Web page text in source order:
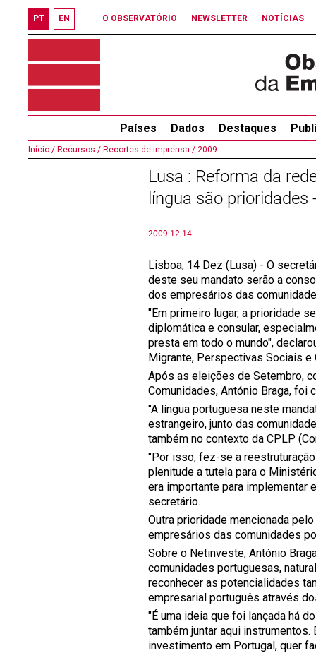
PT EN O OBSERVATÓRIO NEWSLETTER NOTÍCIAS
Países Dados Destaques
Início / Recursos / Recortes de imprensa / 2009
Lusa : Reforma da
língua são
2009-12-14
Lisboa, 14 Dez (Lusa) - O
deste seu mandato serão a
dos empresários das
"Em primeiro lugar, a prioridade
diplomática e consular,
presta em todo o mundo",
Migrante, Perspectivas Sociais e
Após as eleições de Setembro,
Comunidades, António Braga, foi
"A língua portuguesa neste
estrangeiro, junto das
também no contexto da CPLP
"Por isso, fez-se a
plenitude a tutela para o
era importante para implementar
secretário.
Outra prioridade mencionada
empresários das comunidades
Sobre o Netinveste, António
comunidades portuguesas,
reconhecer as potencialidades
empresarial português através
"É uma ideia que foi lançada há
também juntar aqui
investimento em Portugal, quer